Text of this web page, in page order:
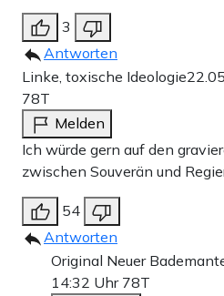
3
Antworten
Linke, toxische Ideologie
78T
Melden
Ich würde gern auf den
zwischen Souverän und
54
Antworten
Original Neuer
14:32 Uhr 78T